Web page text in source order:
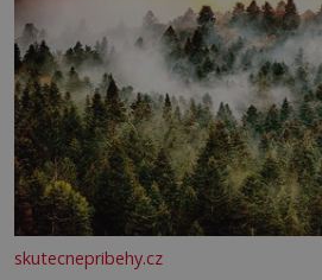
skutecnepribehy.cz